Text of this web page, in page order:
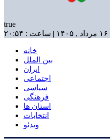
true
خانه
بین الملل
ایران
اجتماعی
سیاسی
فرهنگی
استان ها
انتخابات
ویدئو